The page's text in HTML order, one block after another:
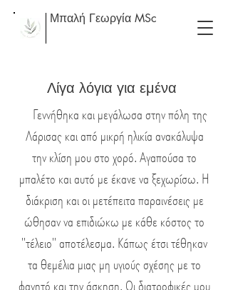
Μπαλή Γεωργία MSc
Λίγα λόγια για εμένα
Γεννήθηκα και μεγάλωσα στην πόλη της
Λάρισας και από μικρή ηλικία ανακάλυψα
την κλίση μου στο χορό. Αγαπούσα το
μπαλέτο και αυτό με έκανε να ξεχωρίσω. Η
διάκριση και οι μετέπειτα παραινέσεις με
ώθησαν να επιδιώκω με κάθε κόστος το
"τέλειο" αποτέλεσμα. Κάπως έτσι τέθηκαν
τα θεμέλια μιας μη υγιούς σχέσης με το